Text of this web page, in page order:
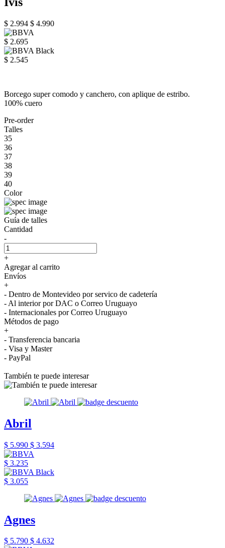
$ 2.994 $ 4.990
$ 2.695
$ 2.545
Borcego super comodo y canchero, con aplique de estribo.
100% cuero
Pre-order
Talles
35
36
37
38
39
40
Color
Guía de talles
Cantidad
-
+
Agregar al carrito
Envíos
+
- Dentro de Montevideo por servico de cadetería
- Al interior por DAC o Correo Uruguayo
- Internacionales por Correo Uruguayo
Métodos de pago
+
- Transferencia bancaria
- Visa y Master
- PayPal
También te puede interesar
Abril
$ 5.990 $ 3.594
$ 3.235
$ 3.055
Agnes
$ 5.790 $ 4.632